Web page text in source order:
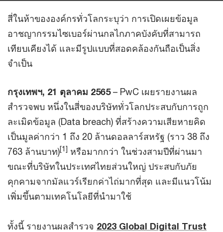
สี่ในห้าขององค์กรทั่วโลกระบุว่า การเปิดเผยข้อมูล
อาชญากรรมไซเบอร์ผ่านกลไกภาคบังคับที่สามารถ
เทียบเคียงได้ และมีรูปแบบที่สอดคล้องกันถือเป็นสิ่ง
จำเป็น
กรุงเทพฯ, 21 ตุลาคม 2565– PwC เผยรายงานผล
สำรวจพบ หนึ่งในสี่ของบริษัททั่วโลกประสบกับการถูก
ละเมิดข้อมูล (Data breach) ที่สร้างความเสียหายคิด
เป็นมูลค่ากว่า 1 ถึง 20 ล้านดอลลาร์สหรัฐ (ราว 38 ถึง
763 ล้านบาท)[1] หรือมากกว่า ในช่วงสามปีที่ผ่านมา
ขณะที่บริษัทในประเทศไทยส่วนใหญ่ ประสบกับภัย
คุกคามจากมัลแวร์เรียกค่าไถ่มากที่สุด และมีแนวโน้ม
เพิ่มขึ้นตามเทคโนโลยีที่นำมาใช้
ทั้งนี้ รายงานผลสำรวจ 2023 Global Digital Trust